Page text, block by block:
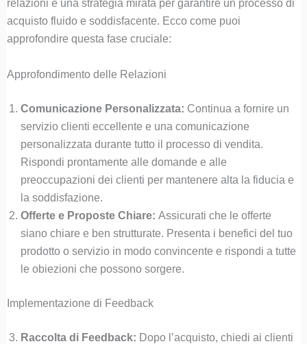
relazioni e una strategia mirata per garantire un processo di
acquisto fluido e soddisfacente. Ecco come puoi
approfondire questa fase cruciale:
Approfondimento delle Relazioni
Comunicazione Personalizzata: Continua a fornire un
servizio clienti eccellente e una comunicazione
personalizzata durante tutto il processo di vendita.
Rispondi prontamente alle domande e alle
preoccupazioni dei clienti per mantenere alta la fiducia e
la soddisfazione.
Offerte e Proposte Chiare: Assicurati che le offerte
siano chiare e ben strutturate. Presenta i benefici del tuo
prodotto o servizio in modo convincente e rispondi a tutte
le obiezioni che possono sorgere.
Implementazione di Feedback
Raccolta di Feedback: Dopo l’acquisto, chiedi ai clienti